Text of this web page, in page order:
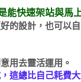
能快速架站與馬
的設計，也可以自
用去靈活運用。
這總比自己耗費